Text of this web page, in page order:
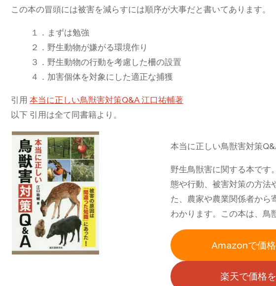
この本の冒頭には被害を減らすには順序が大事だと書いてあります。
１．まずは勉強
２．野生動物が嫌がる環境作り
３．野生動物の行動を考慮した柵の設置
４．加害個体を対象にした適正な捕獲
引用 本当に正しい鳥獣害対策Q&A 江口祐輔著
以下 引用は全て同書籍より。
本当に正しい鳥獣害対策
野生鳥獣害に関する本です
態や行動、被害対策の方法
た、農家や農業関係者から
わかります。この本は、鳥
Amazonで価
楽天で価格